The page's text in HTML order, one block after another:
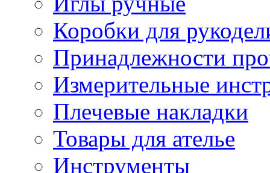
Коробки для
Принадлежности
Измерительные
Плечевые накладки
Товары для ателье
Инструменты